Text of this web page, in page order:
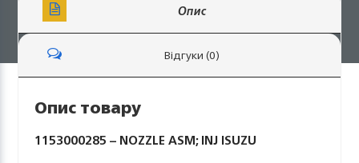
Опис
Відгуки (0)
Опис товару
1153000285 – NOZZLE ASM; INJ ISUZU